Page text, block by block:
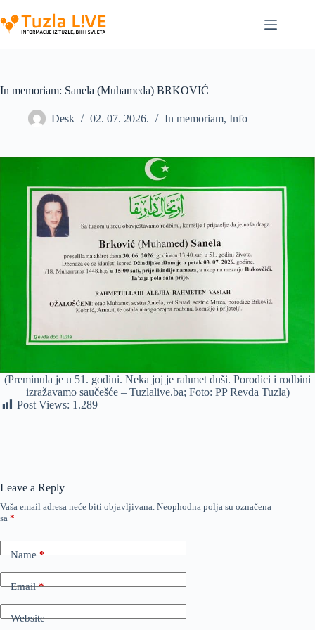
to
content
In memoriam: Sanela (Muhameda) BRKOVIĆ
Desk 02. 07. 2026. In memoriam, Info
(Preminula je u 51. godini. Neka joj je rahmet duši. Porodici i rodbini
izražavamo saučešće – Tuzlalive.ba; Foto: PP Revda Tuzla)
Post Views: 1.289
Leave a Reply
Vaša email adresa neće biti objavljivana. Neophodna polja su označena
sa *
Name*
Email*
Website